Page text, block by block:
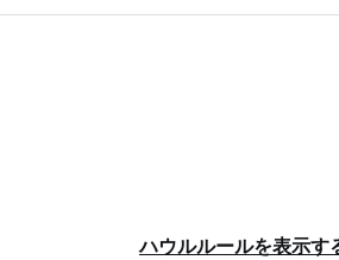
ハウルルールを表示す